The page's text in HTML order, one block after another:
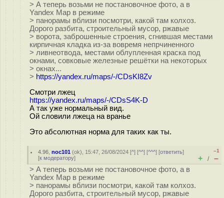
> А теперь возьми не постановочное фото, а в
Yandex Map в режиме
> панорамы вблизи посмотри, какой там колхоз.
Дорого разбита, строительный мусор, ржавые
> ворота, заброшенные строения, сгнившая местами
кирпичная кладка из-за вовремя непрчиненного
> ливнеотвода, местами облупленная краска под
окнами, совковые железные решётки на некоторых
> окнах...
> https://yandex.ru/maps/-/CDsKI8Zv
Смотри лжец
https://yandex.ru/maps/-/CDsS4K-D
А так уже нормальный вид.
Ой словили лжеца на вранье
Это абсолютная норма для таких как ты.
4.96 ,noc101 (ok), 15:47, 26/08/2024 [^] [^^] [^^^] [ответить]
[к модератору]
–1
+ / –
> А теперь возьми не постановочное фото, а в
Yandex Map в режиме
> панорамы вблизи посмотри, какой там колхоз.
Дорого разбита, строительный мусор, ржавые